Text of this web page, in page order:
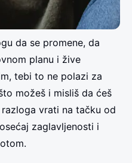
da se promene, da
planu i žive
tebi to ne polazi za
možeš i misliš da ćeš
vrati na tačku od
zaglavljenosti i